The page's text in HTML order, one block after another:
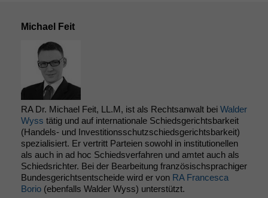
Michael Feit
RA Dr. Michael Feit, LL.M, ist als Rechtsanwalt bei Walder
Wyss tätig und auf internationale Schiedsgerichtsbarkeit
(Handels- und Investitionsschutzschiedsgerichtsbarkeit)
spezialisiert. Er vertritt Parteien sowohl in institutionellen
als auch in ad hoc Schiedsverfahren und amtet auch als
Schiedsrichter. Bei der Bearbeitung französischsprachiger
Bundesgerichtsentscheide wird er von RA Francesca
Borio (ebenfalls Walder Wyss) unterstützt.
Statistiken
Um unsere
Website zu
verbessern,
zeichnen